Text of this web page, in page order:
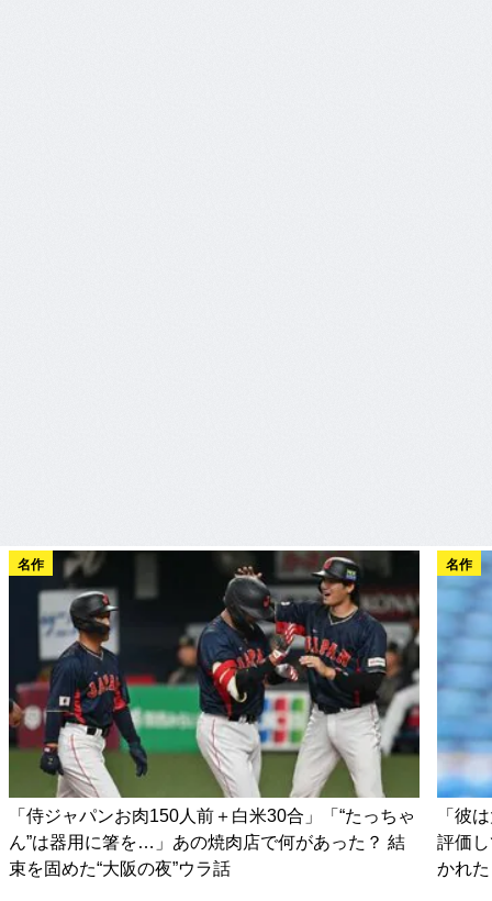
名作
「侍ジャパンお肉150人前＋白米30合」「“たっちゃ
ん”は器用に箸を…」あの焼肉店で何があった？ 結
束を固めた“大阪の夜”ウラ話
名作
「彼
評価
かれ